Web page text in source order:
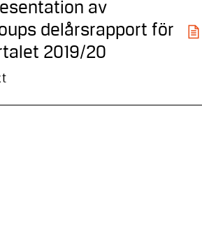
av
delårsrapport för
2019/20